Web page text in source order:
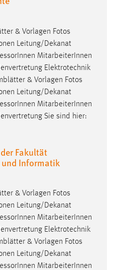
& Vorlagen Fotos
Leitung/Dekanat
MitarbeiterInnen
Elektrotechnik
& Vorlagen Fotos
Leitung/Dekanat
MitarbeiterInnen
Sie sind hier:
Fakultät
Informatik
& Vorlagen Fotos
Leitung/Dekanat
MitarbeiterInnen
Elektrotechnik
& Vorlagen Fotos
Leitung/Dekanat
MitarbeiterInnen